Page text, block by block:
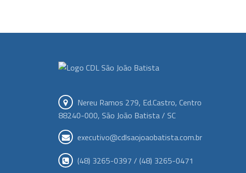
Nereu Ramos 279, Ed.Castro, Centro
88240-000, São João Batista / SC
executivo@cdlsaojoaobatista.com.br
(48) 3265-0397 / (48) 3265-0471